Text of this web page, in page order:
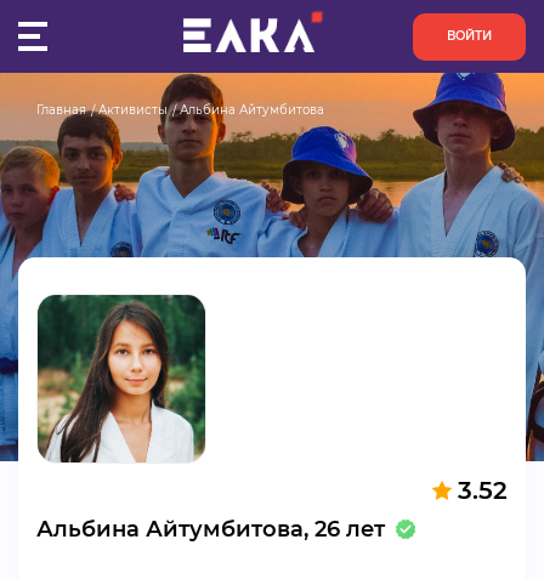
ВОЙТИ
ПУЛЬС
КОНКУРСЫ
ОРГАНИЗАЦИИ
АКТИВИСТЫ
ПРОЕКТЫ
АНАЛИТИКА
БАЗА ЗНАНИЙ
Главная Активисты Альбина Айтумбитова
3.52
Альбина Айтумбитова, 26 лет